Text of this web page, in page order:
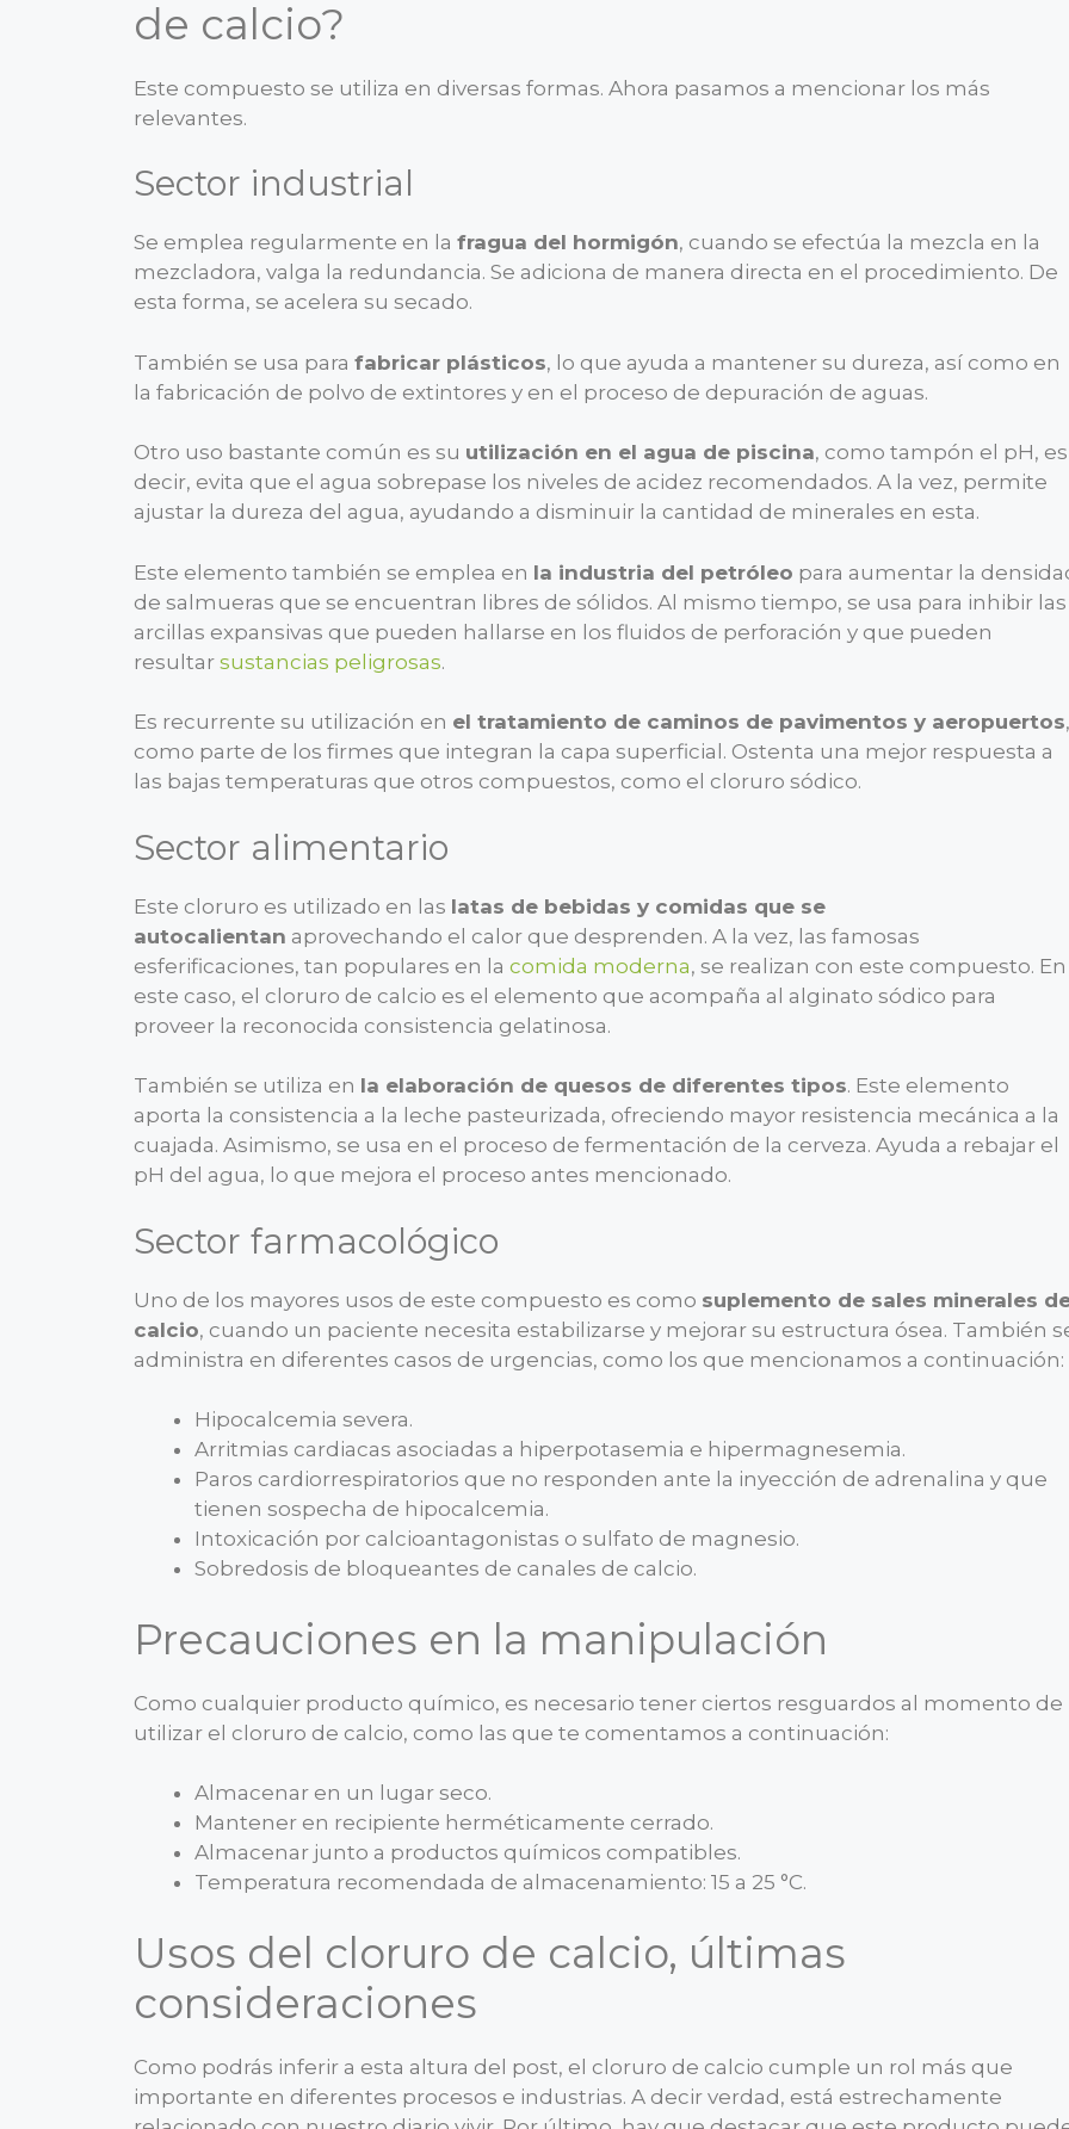
de calcio?
Este compuesto se utiliza en diversas formas. Ahora pasamos a mencionar los más
relevantes.
Sector industrial
Se emplea regularmente en la fragua del hormigón, cuando se efectúa la mezcla en la
mezcladora, valga la redundancia. Se adiciona de manera directa en el procedimiento. De
esta forma, se acelera su secado.
También se usa para fabricar plásticos, lo que ayuda a mantener su dureza, así como en
la fabricación de polvo de extintores y en el proceso de depuración de aguas.
Otro uso bastante común es su utilización en el agua de piscina, como tampón el pH, es
decir, evita que el agua sobrepase los niveles de acidez recomendados. A la vez, permite
ajustar la dureza del agua, ayudando a disminuir la cantidad de minerales en esta.
Este elemento también se emplea en la industria del petróleo para aumentar la
de salmueras que se encuentran libres de sólidos. Al mismo tiempo, se usa para inhibir las
arcillas expansivas que pueden hallarse en los fluidos de perforación y que pueden
resultar sustancias peligrosas.
Es recurrente su utilización en el tratamiento de caminos de pavimentos y aeropuertos,
como parte de los firmes que integran la capa superficial. Ostenta una mejor respuesta a
las bajas temperaturas que otros compuestos, como el cloruro sódico.
Sector alimentario
Este cloruro es utilizado en las latas de bebidas y comidas que se
autocalientan aprovechando el calor que desprenden. A la vez, las famosas
esferificaciones, tan populares en la comida moderna, se realizan con este compuesto. En
este caso, el cloruro de calcio es el elemento que acompaña al alginato sódico para
proveer la reconocida consistencia gelatinosa.
También se utiliza en la elaboración de quesos de diferentes tipos. Este elemento
aporta la consistencia a la leche pasteurizada, ofreciendo mayor resistencia mecánica a la
cuajada. Asimismo, se usa en el proceso de fermentación de la cerveza. Ayuda a rebajar el
pH del agua, lo que mejora el proceso antes mencionado.
Sector farmacológico
Uno de los mayores usos de este compuesto es como suplemento de sales minerales
calcio, cuando un paciente necesita estabilizarse y mejorar su estructura ósea. También
administra en diferentes casos de urgencias, como los que mencionamos a continuación:
Hipocalcemia severa.
Arritmias cardiacas asociadas a hiperpotasemia e hipermagnesemia.
Paros cardiorrespiratorios que no responden ante la inyección de adrenalina y que
tienen sospecha de hipocalcemia.
Intoxicación por calcioantagonistas o sulfato de magnesio.
Sobredosis de bloqueantes de canales de calcio.
Precauciones en la manipulación
Como cualquier producto químico, es necesario tener ciertos resguardos al momento de
utilizar el cloruro de calcio, como las que te comentamos a continuación:
Almacenar en un lugar seco.
Mantener en recipiente herméticamente cerrado.
Almacenar junto a productos químicos compatibles.
Temperatura recomendada de almacenamiento: 15 a 25 °C.
Usos del cloruro de calcio, últimas
consideraciones
Como podrás inferir a esta altura del post, el cloruro de calcio cumple un rol más que
importante en diferentes procesos e industrias. A decir verdad, está estrechamente